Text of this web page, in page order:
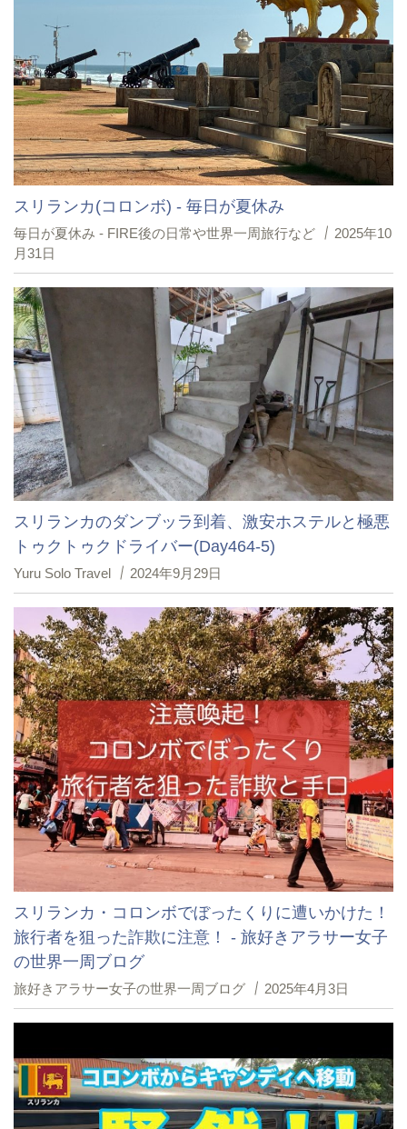
スリランカ(コロンボ) - 毎日が夏休み
毎日が夏休み - FIRE後の日常や世界一周旅行など
2025年10
月31日
スリランカのダンブッラ到着、激安ホステルと極悪
トゥクトゥクドライバー(Day464-5)
Yuru Solo Travel 2024年9月29日
スリランカ・コロンボでぼったくりに遭いかけた！
旅行者を狙った詐欺に注意！ - 旅好きアラサー女子
の世界一周ブログ
旅好きアラサー女子の世界一周ブログ 2025年4月3日